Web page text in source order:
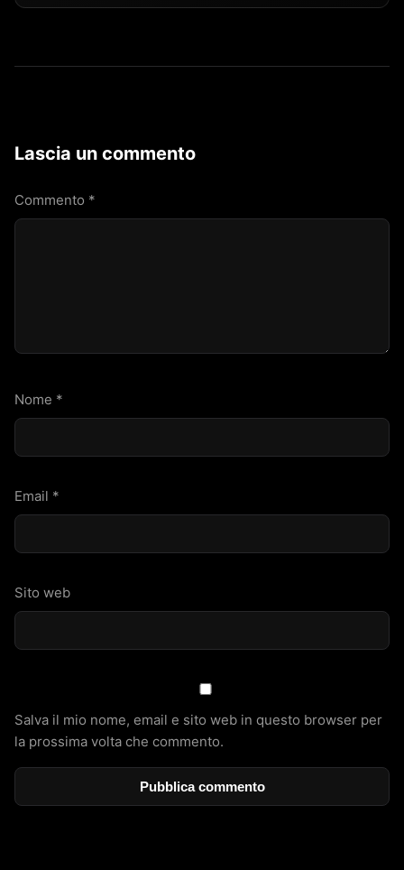
Lascia un commento
Commento *
Nome *
Email *
Sito web
Salva il mio nome, email e sito web in questo browser per
la prossima volta che commento.